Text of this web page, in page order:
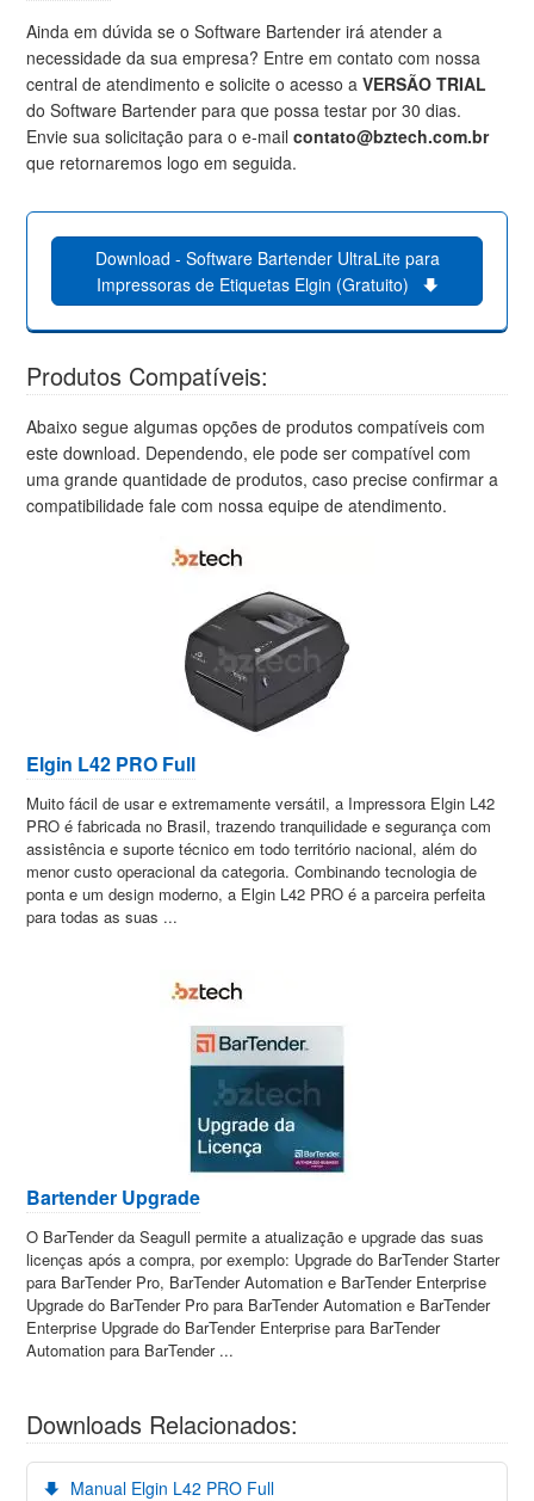
Ainda em dúvida se o Software Bartender irá atender a
necessidade da sua empresa? Entre em contato com nossa
central de atendimento e solicite o acesso aVERSÃO TRIAL
do Software Bartender para que possa testar por 30 dias.
Envie sua solicitação para o e-mailcontato@bztech.com.br
que retornaremos logo em seguida.
Download - Software Bartender UltraLite para
Impressoras de Etiquetas Elgin (Gratuito)
Produtos Compatíveis:
Abaixo segue algumas opções de produtos compatíveis com
este download. Dependendo, ele pode ser compatível com
uma grande quantidade de produtos, caso precise confirmar a
compatibilidade fale com nossa equipe de atendimento.
Elgin L42 PRO Full
Muito fácil de usar e extremamente versátil, a Impressora Elgin L42
PRO é fabricada no Brasil, trazendo tranquilidade e segurança com
assistência e suporte técnico em todo território nacional, além do
menor custo operacional da categoria. Combinando tecnologia de
ponta e um design moderno, a Elgin L42 PRO é a parceira perfeita
para todas as suas ...
Bartender Upgrade
O BarTender da Seagull permite a atualização e upgrade das suas
licenças após a compra, por exemplo: Upgrade do BarTender Starter
para BarTender Pro, BarTender Automation e BarTender Enterprise
Upgrade do BarTender Pro para BarTender Automation e BarTender
Enterprise Upgrade do BarTender Enterprise para BarTender
Automation para BarTender ...
Downloads Relacionados:
Manual Elgin L42 PRO Full